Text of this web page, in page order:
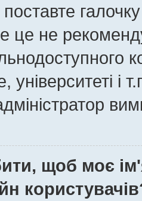
це не
університеті і
щоб моє